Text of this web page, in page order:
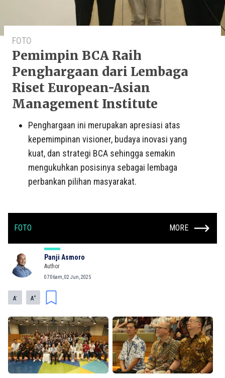
FOTO
Pemimpin BCA Raih
Penghargaan dari Lembaga
Riset European-Asian
Management Institute
Penghargaan ini merupakan apresiasi atas
kepemimpinan visioner, budaya inovasi yang
kuat, dan strategi BCA sehingga semakin
mengukuhkan posisinya sebagai lembaga
perbankan pilihan masyarakat.
FOTO MORE
Panji Asmoro
Author
07:06am, 02 Jun, 2025
A- A+